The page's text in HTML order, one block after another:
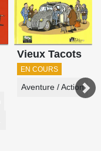
Vieux Tacots
EN COURS
Aventure / Action